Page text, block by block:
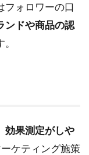
フォロワーの口
ンドや商品の認
効果測定がしや
ケティング施策